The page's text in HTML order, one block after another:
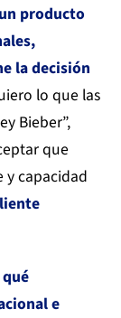
producto
la decisión
lo que las
Bieber”,
que
y capacidad
e